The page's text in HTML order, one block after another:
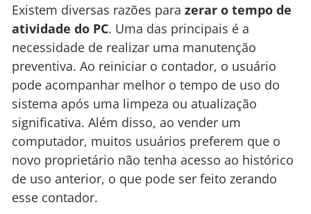
Existem diversas razões para zerar o tempo de
atividade do PC. Uma das principais é a
necessidade de realizar uma manutenção
preventiva. Ao reiniciar o contador, o usuário
pode acompanhar melhor o tempo de uso do
sistema após uma limpeza ou atualização
significativa. Além disso, ao vender um
computador, muitos usuários preferem que o
novo proprietário não tenha acesso ao histórico
de uso anterior, o que pode ser feito zerando
esse contador.